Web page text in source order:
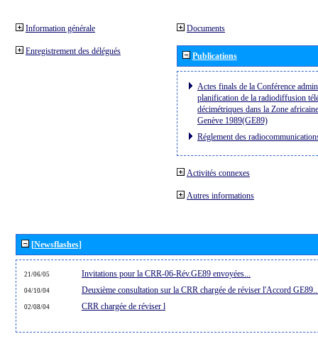
Information générale
Enregistrement des délégués
Documents
Publications
Actes finals de la Conférence
planification de la radiodiffusion
décimétriques dans la Zone
Genève 1989(GE89)
Réglement des
Activités connexes
Autres informations
[Newsflashes]
21/06/05 Invitations pour la CRR-06-Rév.GE89 envoyées...
04/10/04 Deuxième consultation sur la CRR chargée de réviser l'Accord
02/08/04 CRR chargée de réviser l